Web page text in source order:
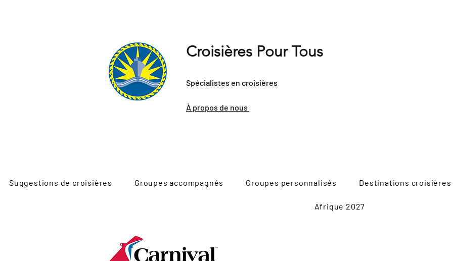
Croisières Pour Tous
Spécialistes en croisières
À propos de nous
Suggestions de croisières Groupes accompagnés Groupes personnalisés Destinations croisières
Afrique 2027